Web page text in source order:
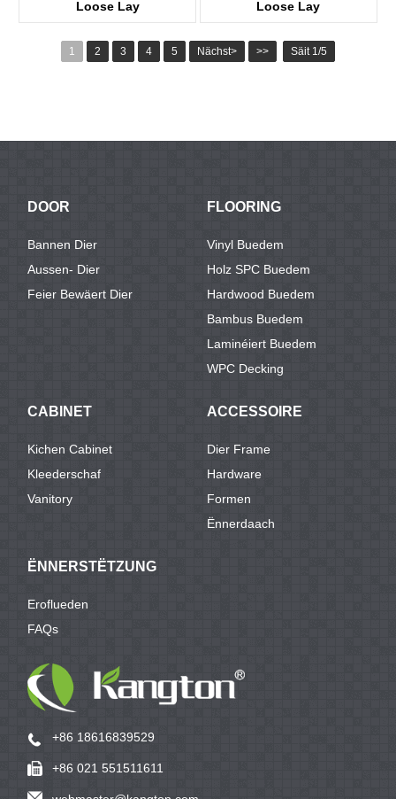
Loose Lay Loose Lay
1 2 3 4 5 Nächst> >> Säit 1/5
DOOR
Bannen Dier
Aussen- Dier
Feier Bewäert Dier
FLOORING
Vinyl Buedem
Holz SPC Buedem
Hardwood Buedem
Bambus Buedem
Laminéiert Buedem
WPC Decking
CABINET
Kichen Cabinet
Kleederschaf
Vanitory
ACCESSOIRE
Dier Frame
Hardware
Formen
Ënnerdaach
ËNNERSTËTZUNG
Eroflueden
FAQs
+86 18616839529
+86 021 551511611